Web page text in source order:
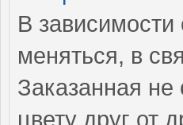
В зависимости
меняться, в
Заказанная не
цвету друг от